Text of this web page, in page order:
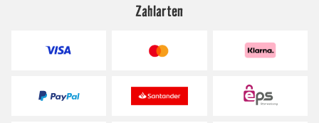
Zahlarten